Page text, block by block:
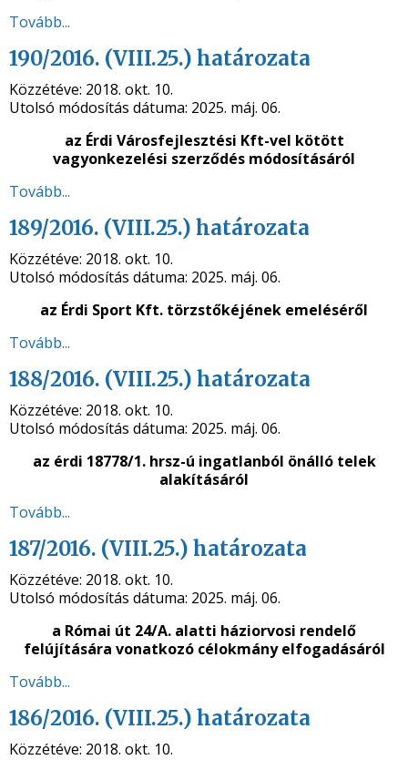
Tovább...
190/2016. (VIII.25.) határozata
Közzétéve: 2018. okt. 10.
Utolsó módosítás dátuma: 2025. máj. 06.
az Érdi Városfejlesztési Kft-vel kötött
vagyonkezelési szerződés módosításáról
Tovább...
189/2016. (VIII.25.) határozata
Közzétéve: 2018. okt. 10.
Utolsó módosítás dátuma: 2025. máj. 06.
az Érdi Sport Kft. törzstőkéjének emeléséről
Tovább...
188/2016. (VIII.25.) határozata
Közzétéve: 2018. okt. 10.
Utolsó módosítás dátuma: 2025. máj. 06.
az érdi 18778/1. hrsz-ú ingatlanból önálló telek
alakításáról
Tovább...
187/2016. (VIII.25.) határozata
Közzétéve: 2018. okt. 10.
Utolsó módosítás dátuma: 2025. máj. 06.
a Római út 24/A. alatti háziorvosi rendelő
felújítására vonatkozó célokmány elfogadásáról
Tovább...
186/2016. (VIII.25.) határozata
Közzétéve: 2018. okt. 10.